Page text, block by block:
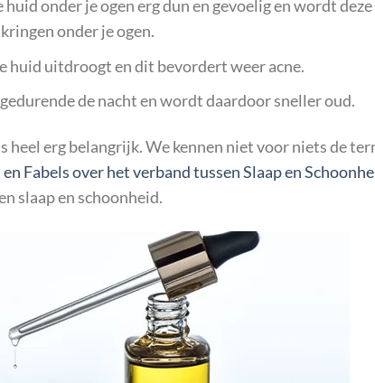
onder je ogen erg dun en gevoelig en wordt deze
onder je ogen.
huid uitdroogt en dit bevordert weer acne.
de nacht en wordt daardoor sneller oud.
heel erg belangrijk. We kennen niet voor niets de
Fabels over het verband tussen Slaap en
slaap en schoonheid.